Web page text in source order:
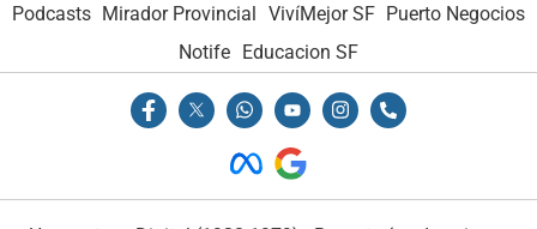
Podcasts Mirador Provincial VivíMejor SF Puerto Negocios
Notife Educacion SF